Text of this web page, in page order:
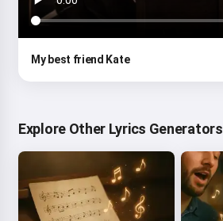
My best friend Kate
Explore Other Lyrics Generators